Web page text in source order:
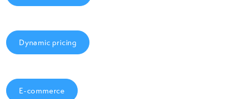
Dynamic pricing
E-commerce